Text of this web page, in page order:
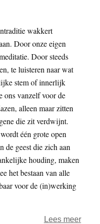
wakkert
Door onze eigen
Door steeds
te luisteren naar wat
stem of innerlijk
ons vanzelf voor de
alleen maar zitten
die zit verdwijnt.
één grote open
de geest die zich aan
houding, maken
het bestaan van alle
voor de (in)werking
Lees meerover